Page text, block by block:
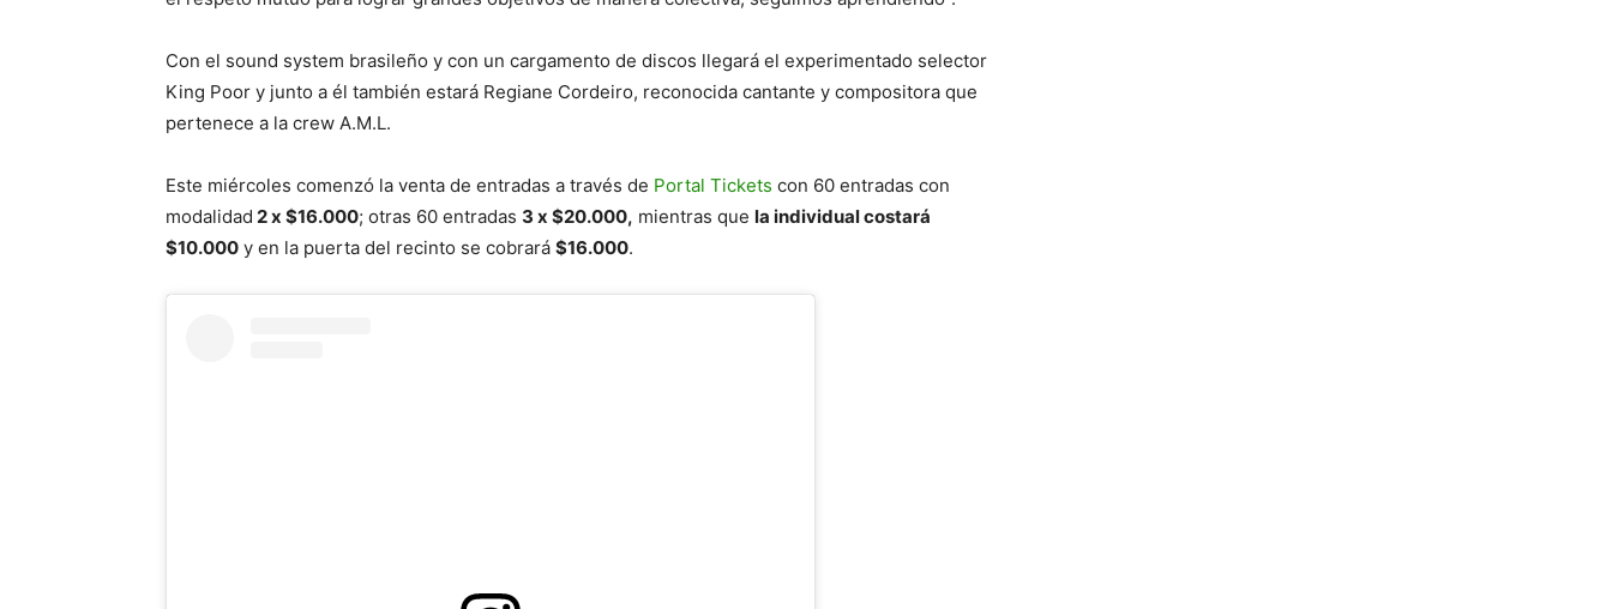
Con el sound system brasileño y con un cargamento de discos llegará el experimentado selector
King Poor y junto a él también estará Regiane Cordeiro, reconocida cantante y compositora que
pertenece a la crew A.M.L.
Este miércoles comenzó la venta de entradas a través de Portal Tickets con 60 entradas con
modalidad 2 x $16.000; otras 60 entradas 3 x $20.000, mientras que la individual costará
$10.000 y en la puerta del recinto se cobrará $16.000.